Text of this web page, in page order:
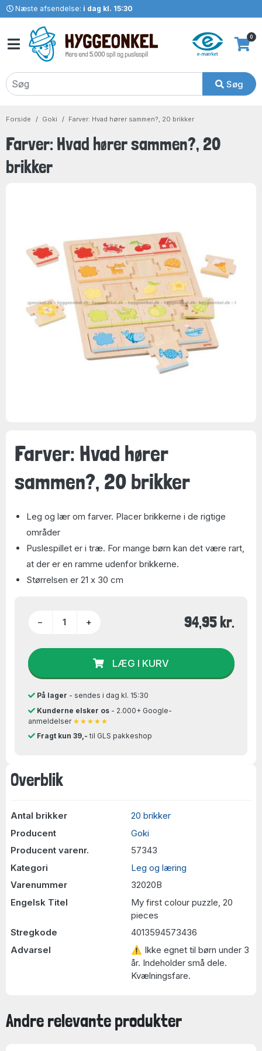
Næste afsendelse: i dag kl. 15:30
Søg
0
Forside Goki Farver: Hvad hører sammen?, 20 brikker
Farver: Hvad hører sammen?, 20
brikker
Overblik
Antal brikker
20 brikker
Producent
Goki
Producent varenr.
57343
Kategori
Leg og læring
Varenummer
32020B
Engelsk Titel
My first colour puzzle, 20
pieces
Stregkode
4013594573436
Advarsel
⚠ Ikke egnet til børn under 3
år. Indeholder små dele.
Kvælningsfare.
Farver: Hvad hører
sammen?, 20 brikker
Leg og lær om farver. Placer brikkerne i de rigtige
områder
Puslespillet er i træ. For mange børn kan det være rart,
at der er en ramme udenfor brikkerne.
Størrelsen er 21 x 30 cm
− + 94,95 kr.
LÆG I KURV
På lager - sendes i dag kl. 15:30
Kunderne elsker os- 2.000+ Google-
anmeldelser ★★★★★
Fragt kun 39,- til GLS pakkeshop
Andre relevante produkter